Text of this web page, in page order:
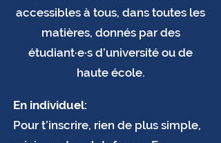
accessibles à tous, dans toutes les
matières, donnés par des
étudiant·e·s d’université ou de
haute école.
En individuel:
Pour t’inscrire, rien de plus simple,